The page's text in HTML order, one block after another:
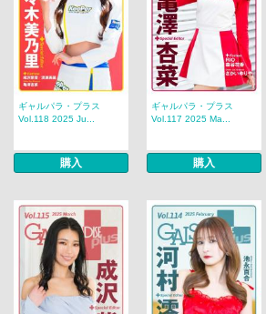
ギャルパラ・プラス
Vol.118 2025 Ju...
購入
ギャルパラ・プラス
Vol.117 2025 Ma...
購入